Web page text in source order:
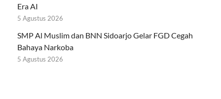
Era AI
5 Agustus 2026
SMP Al Muslim dan BNN Sidoarjo Gelar FGD Cegah
Bahaya Narkoba
5 Agustus 2026